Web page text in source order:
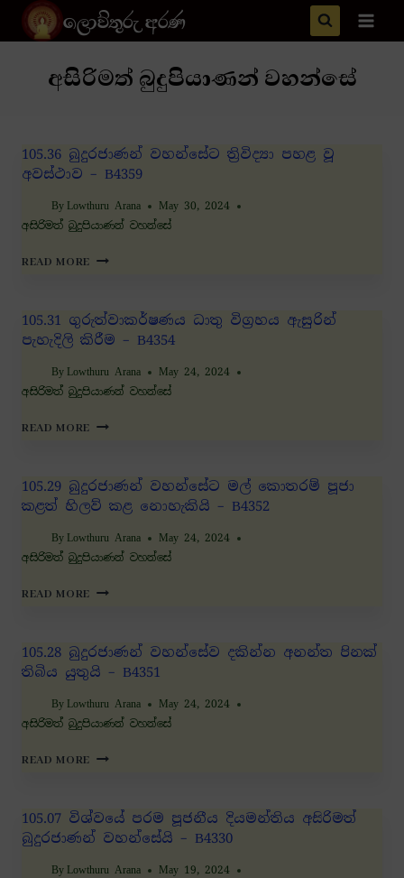
ලොව්තුරු අරණ
අසිරිමත් බුදුපියාණන් වහන්සේ
105.36 බුදුරජාණන් වහන්සේට ත්‍රිවිද්‍යා පහළ වූ
අවස්ථාව – B4359
By Lowthuru Arana
May 30, 2024
අසිරිමත් බුදුපියාණන් වහන්සේ
READ MORE
105.31 ගුරුත්වාකර්ෂණය ධාතු විග්‍රහය ඇසුරින්
පැහැදිලි කිරීම – B4354
By Lowthuru Arana
May 24, 2024
අසිරිමත් බුදුපියාණන් වහන්සේ
READ MORE
105.29 බුදුරජාණන් වහන්සේට මල් කොතරම් පූජා
කළත් හිලව් කළ නොහැකියි – B4352
By Lowthuru Arana
May 24, 2024
අසිරිමත් බුදුපියාණන් වහන්සේ
READ MORE
105.28 බුදුරජාණන් වහන්සේව දකින්න අනන්ත පිනක්
තිබිය යුතුයි – B4351
By Lowthuru Arana
May 24, 2024
අසිරිමත් බුදුපියාණන් වහන්සේ
READ MORE
105.07 විශ්වයේ පරම පූජනීය දියමන්තිය අසිරිමත්
බුදුරජාණන් වහන්සේයි – B4330
By Lowthuru Arana
May 19, 2024